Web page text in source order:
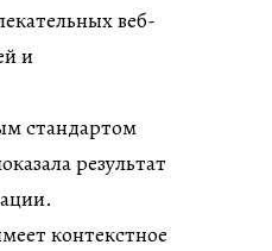
веб-
и
стандартом
результат
контекстное